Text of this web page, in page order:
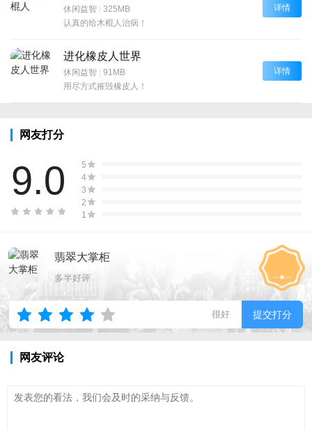
休闲益智 | 325MB
认真的给木棍人治病！
详情
进化橡皮人世界
休闲益智 | 91MB
用尽方式摧毁橡皮人！
详情
网友打分
9.0
5
4
3
2
1
翡翠大掌柜
多半好评
很好 提交打分
网友评论